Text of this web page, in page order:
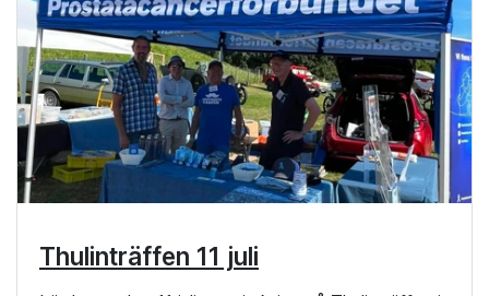
Thulinträffen 11 juli